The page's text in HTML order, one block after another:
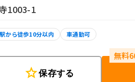
1003-1
駅から徒歩10分以内 車通勤可
star保存する